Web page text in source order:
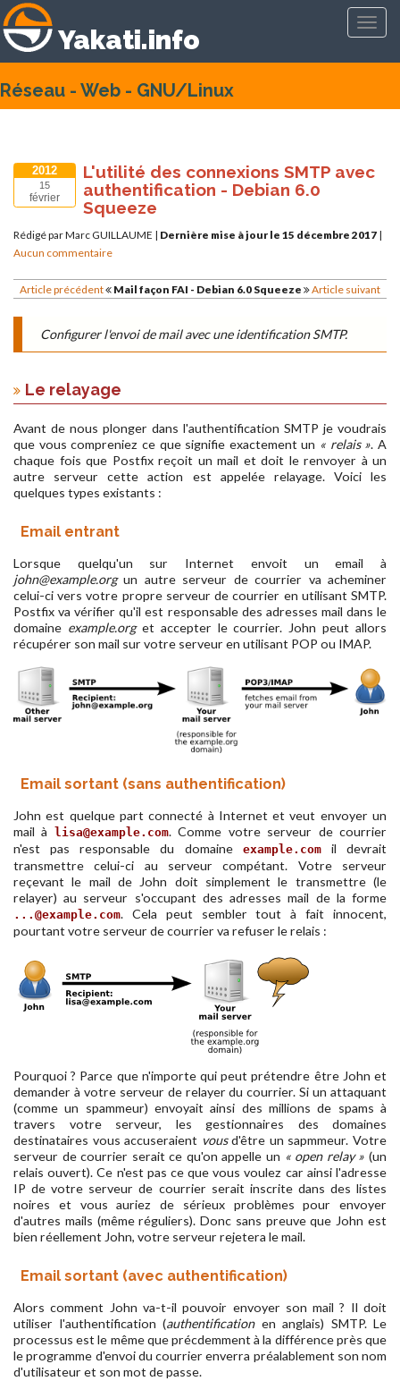
Yakati.info
Réseau - Web - GNU/Linux
2012
15
février
L'utilité des connexions SMTP avec
authentification - Debian 6.0
Squeeze
Rédigé par Marc GUILLAUME | Dernière mise à jour le 15 décembre 2017 |
Aucun commentaire
Article précédent Mail façon FAI - Debian 6.0 Squeeze Article suivant
Configurer l'envoi de mail avec une identification SMTP.
Le relayage
Avant de nous plonger dans l'authentification SMTP je voudrais
que vous compreniez ce que signifie exactement un « relais ». A
chaque fois que Postfix reçoit un mail et doit le renvoyer à un
autre serveur cette action est appelée relayage. Voici les
quelques types existants :
Email entrant
Lorsque quelqu'un sur Internet envoit un email à
john@example.orgun autre serveur de courrier va acheminer
celui-ci vers votre propre serveur de courrier en utilisant SMTP.
Postfix va vérifier qu'il est responsable des adresses mail dans le
domaine example.orget accepter le courrier. John peut allors
récupérer son mail sur votre serveur en utilisant POP ou IMAP.
Email sortant (sans authentification)
John est quelque part connecté à Internet et veut envoyer un
mail à
lisa@example.com. Comme votre serveur de courrier
n'est pas responsable du domaine example.comil devrait
transmettre celui-ci au serveur compétant. Votre serveur
reçevant le mail de John doit simplement le transmettre (le
relayer) au serveur s'occupant des adresses mail de la forme
...@example.com. Cela peut sembler tout à fait innocent,
pourtant votre serveur de courrier va refuser le relais :
Pourquoi ? Parce que n'importe qui peut prétendre être John et
demander à votre serveur de relayer du courrier. Si un attaquant
(comme un spammeur) envoyait ainsi des millions de spams à
travers votre serveur, les gestionnaires des domaines
destinataires vous accuseraient vousd'être un sapmmeur. Votre
serveur de courrier serait ce qu'on appelle un « open relay » (un
relais ouvert). Ce n'est pas ce que vous voulez car ainsi l'adresse
IP de votre serveur de courrier serait inscrite dans des listes
noires et vous auriez de sérieux problèmes pour envoyer
d'autres mails (même réguliers). Donc sans preuve que John est
bien réellement John, votre serveur rejetera le mail.
Email sortant (avec authentification)
Alors comment John va-t-il pouvoir envoyer son mail ? Il doit
utiliser l'authentification (authentificationen anglais) SMTP. Le
processus est le même que précdemment à la différence près que
le programme d'envoi du courrier enverra préalablement son nom
d'utilisateur et son mot de passe.